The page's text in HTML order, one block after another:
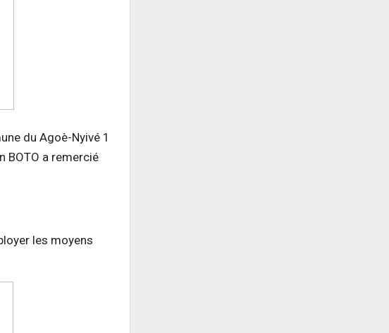
du Agoè-Nyivé 1
BOTO a remercié
les moyens